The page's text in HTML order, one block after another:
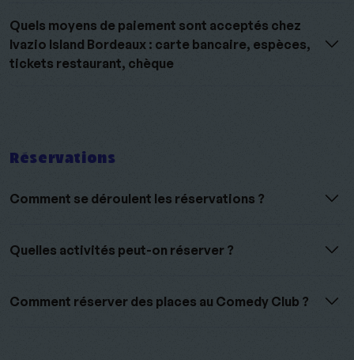
Quels moyens de paiement sont acceptés chez
Ivazio Island Bordeaux : carte bancaire, espèces,
tickets restaurant, chèque
Réservations
Comment se déroulent les réservations ?
Quelles activités peut-on réserver ?
Comment réserver des places au Comedy Club ?